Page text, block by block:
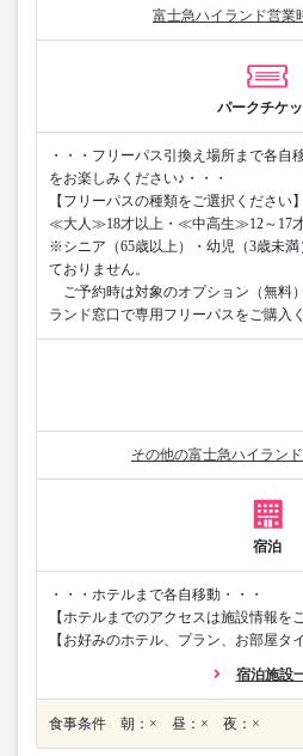
富士急ハイランド営業
パークチケ
・・・フリーパス引換え場所まで各自
をお楽しみください♪・・・
【フリーパスの種類をご選択ください】
≪大人≫18才以上・≪中高生≫12～17
※シニア（65歳以上）・幼児（3歳未
ておりません。
ご予約時は対象のオプション（無料
ランド窓口で専用フリーパスをご購入
その他の富士急ハイラン
宿泊
・・・ホテルまで各自移動・・・
【ホテルまでのアクセスは施設情報を
【お好みのホテル、プラン、お部屋タ
宿泊施設
食事条件 朝：× 昼：× 夜：×